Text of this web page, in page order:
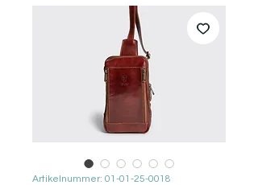
Artikelnummer: 01-01-25-0018